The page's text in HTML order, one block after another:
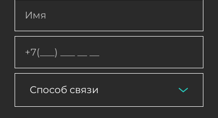
Способ связи